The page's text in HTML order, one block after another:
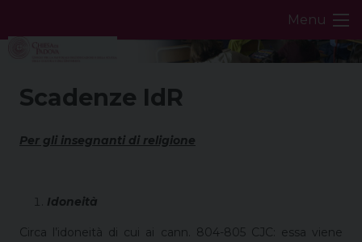
Menu
Scadenze IdR
Per gli insegnanti di religione
Idoneità
Circa l’idoneità di cui ai cann. 804-805 CJC: essa viene